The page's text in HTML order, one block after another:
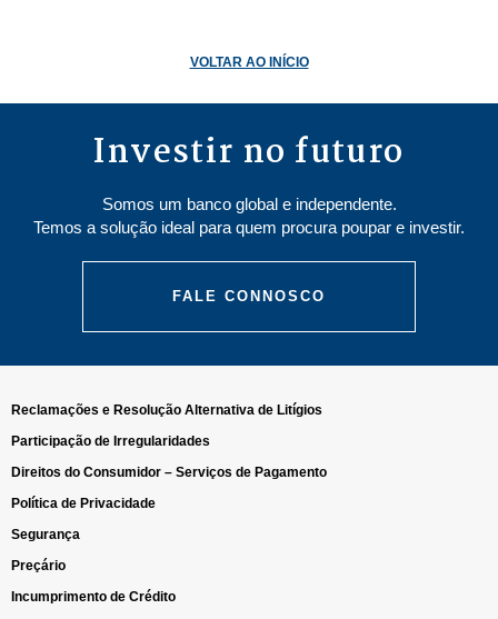
VOLTAR AO INÍCIO
Investir no futuro
Somos um banco global e independente.
Temos a solução ideal para quem procura poupar e investir.
FALE CONNOSCO
Reclamações e Resolução Alternativa de Litígios
Participação de Irregularidades
Direitos do Consumidor – Serviços de Pagamento
Política de Privacidade
Segurança
Preçário
Incumprimento de Crédito